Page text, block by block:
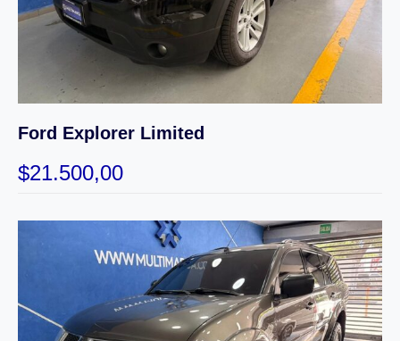
Ford Explorer Limited
$21.500,00